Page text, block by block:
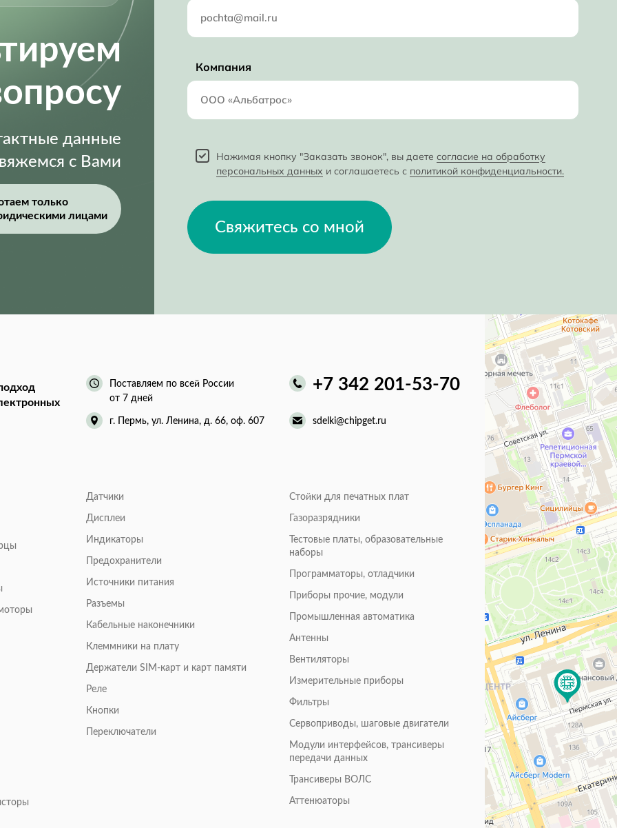
данные
с Вами
только
лицами
Компания
Нажимая кнопку "Заказать звонок", вы даете согласие на обработку
персональных данных и соглашаетесь с политикой конфиденциальности.
Свяжитесь со мной
Поставляем по всей России
от 7 дней
+7 342 201-53-70
г. Пермь, ул. Ленина, д. 66, оф. 607 sdelki@chipget.ru
Датчики
Дисплеи
Индикаторы
Предохранители
Источники питания
Разъемы
Кабельные наконечники
Клеммники на плату
Держатели SIM-карт и карт памяти
Реле
Кнопки
Переключатели
Стойки для печатных плат
Газоразрядники
Тестовые платы, образовательные
наборы
Программаторы, отладчики
Приборы прочие, модули
Промышленная автоматика
Антенны
Вентиляторы
Измерительные приборы
Фильтры
Сервоприводы, шаговые двигатели
Модули интерфейсов, трансиверы
передачи данных
Трансиверы ВОЛС
Аттенюаторы